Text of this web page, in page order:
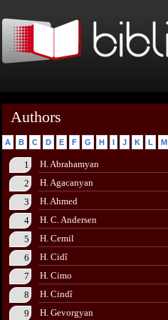
Authors
A B C D E F G H I J K L M
1
H. Abrahamyan
2
H. Agacanyan
3
H. Ahmed
4
H. C. Andersen
5
H. Cemil
6
H. Cidî
7
H. Cimo
8
H. Cindî
9
H. Gevorgyan